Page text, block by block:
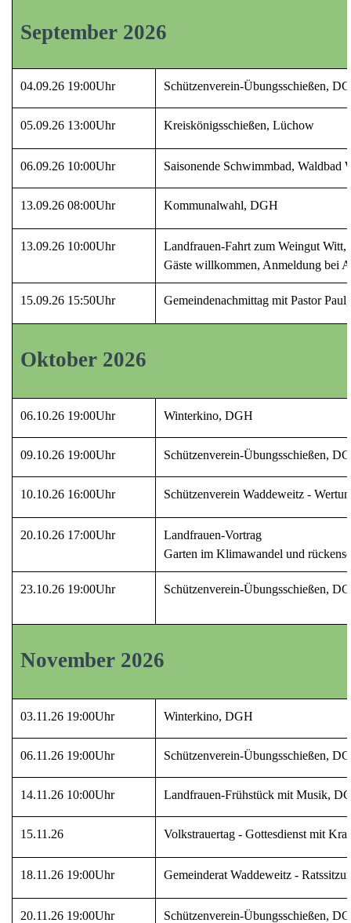
September 2026
04.09.26 19:00Uhr Schützenverein-Übungsschießen,
05.09.26 13:00Uhr Kreiskönigsschießen, Lüchow
06.09.26 10:00Uhr Saisonende Schwimmbad, Waldbad
13.09.26 08:00Uhr Kommunalwahl, DGH
13.09.26 10:00Uhr
Landfrauen-Fahrt zum Weingut
Gäste willkommen, Anmeldung bei
15.09.26 15:50Uhr Gemeindenachmittag mit Pastor
Oktober 2026
06.10.26 19:00Uhr Winterkino, DGH
09.10.26 19:00Uhr Schützenverein-Übungsschießen,
10.10.26 16:00Uhr Schützenverein Waddeweitz -
20.10.26 17:00Uhr
Landfrauen-Vortrag
Garten im Klimawandel und
23.10.26 19:00Uhr Schützenverein-Übungsschießen,
November 2026
03.11.26 19:00Uhr Winterkino, DGH
06.11.26 19:00Uhr Schützenverein-Übungsschießen,
14.11.26 10:00Uhr Landfrauen-Frühstück mit Musik,
15.11.26 Volkstrauertag - Gottesdienst mit
18.11.26 19:00Uhr Gemeinderat Waddeweitz -
20.11.26 19:00Uhr Schützenverein-Übungsschießen,